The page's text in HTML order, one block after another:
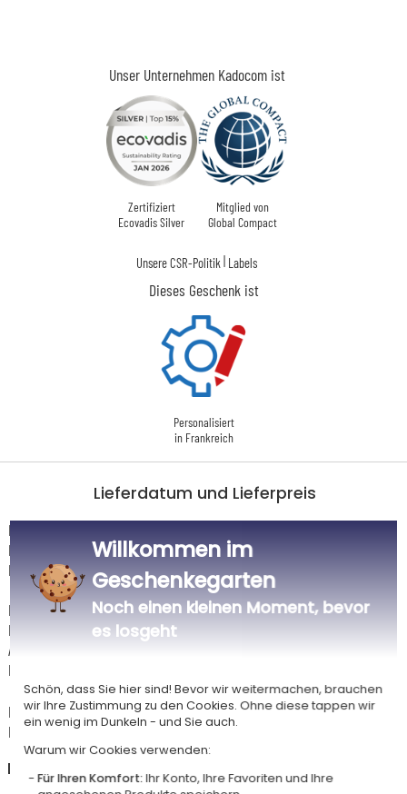
Unser Unternehmen Kadocom ist
Zertifiziert
Ecovadis Silver
Mitglied von
Global Compact
Unsere CSR-Politik | Labels
Dieses Geschenk ist
Personalisiert
in Frankreich
Lieferdatum und Lieferpreis
Dieser Artikel wird in unserem Atelier in Toulouse personalisiert.
Er ist für das Angebot "Versandkostenfrei ab 85 € Warenwert" mit der
Hermes-Standardlieferung berechtigt.
Für jede Bestellung unter 85 € gelten die unten aufgeführten
Lieferkosten für den Kauf dieses Artikels.
Artikel, die in unserem Atelier personalisiert werden (etwa 95% unserer
Produkte), sind mit dem Logo
Das Voraussichtliche Lieferdatum ist nur bei einer Zahlung per PayPal,
Kreditkarte oder Sofortüberweisung gültig.
Deutschland
Willkommen im
Geschenkegarten
Noch einen kleinen Moment, bevor
es losgeht
Schön, dass Sie hier sind! Bevor wir weitermachen, brauchen
wir Ihre Zustimmung zu den Cookies. Ohne diese tappen wir
ein wenig im Dunkeln - und Sie auch.
Warum wir Cookies verwenden:
Für Ihren Komfort:Ihr Konto, Ihre Favoriten und Ihre